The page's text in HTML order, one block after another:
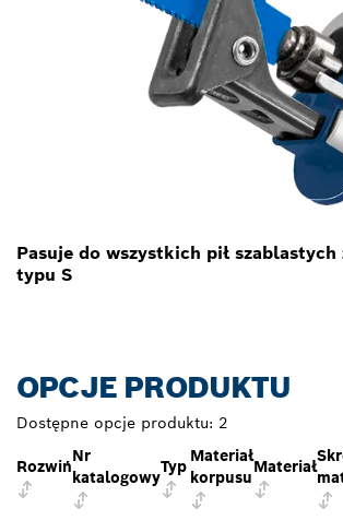
Pasuje do wszystkich pił
typu S
OPCJE PRODUKTU
Dostępne opcje produktu: 2
Rozwiń
Nr
katalogowy
Typ
Materiał
korpusu
Materiał